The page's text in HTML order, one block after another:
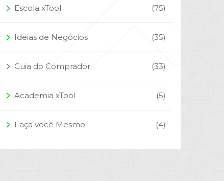
arrow_forward_ios Escola xTool (75)
arrow_forward_ios Ideias de Negócios (35)
arrow_forward_ios Guia do Comprador (33)
arrow_forward_ios Academia xTool (5)
arrow_forward_ios Faça você Mesmo (4)